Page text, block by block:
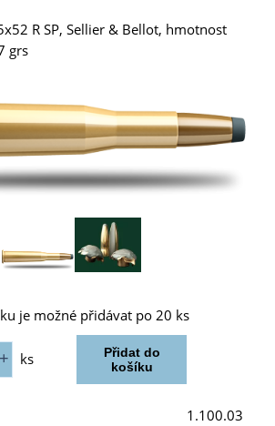
R SP, Sellier & Bellot, hmotnost
grs
je možné přidávat po 20 ks
ks
1.100.03